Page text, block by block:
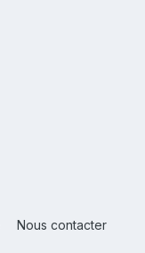
Nous contacter